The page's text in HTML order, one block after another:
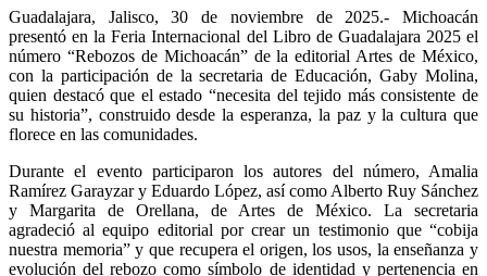
Guadalajara, Jalisco, 30 de noviembre de 2025.- Michoacán
presentó en la Feria Internacional del Libro de Guadalajara 2025 el
número “Rebozos de Michoacán” de la editorial Artes de México,
con la participación de la secretaria de Educación, Gaby Molina,
quien destacó que el estado “necesita del tejido más consistente de
su historia”, construido desde la esperanza, la paz y la cultura que
florece en las comunidades.
Durante el evento participaron los autores del número, Amalia
Ramírez Garayzar y Eduardo López, así como Alberto Ruy Sánchez
y Margarita de Orellana, de Artes de México. La secretaria
agradeció al equipo editorial por crear un testimonio que “cobija
nuestra memoria” y que recupera el origen, los usos, la enseñanza y
evolución del rebozo como símbolo de identidad y pertenencia en